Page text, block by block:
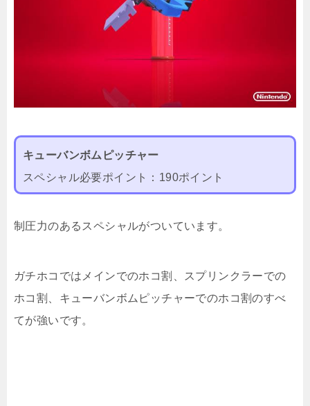
キューバンボムピッチャー
スペシャル必要ポイント：190ポイント
制圧力のあるスペシャルがついています。
ガチホコではメインでのホコ割、スプリンクラーでの
ホコ割、キューバンボムピッチャーでのホコ割のすべ
てが強いです。